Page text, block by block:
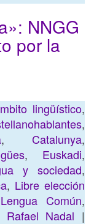
NNGG
por la
lingüístico,
,
, Catalunya,
, Euskadi,
y sociedad,
, Libre elección
Común,
Rafael Nadal |